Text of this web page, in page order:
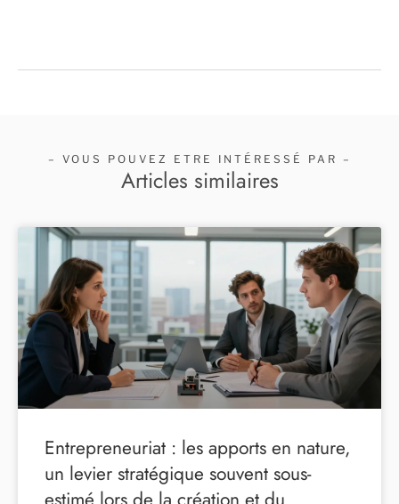
– VOUS POUVEZ ETRE INTÉRESSÉ PAR –
Articles similaires
Entrepreneuriat : les apports en nature,
un levier stratégique souvent sous-